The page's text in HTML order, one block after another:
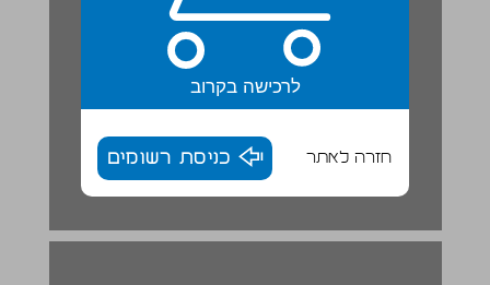
לרכישה בקרוב
חזרה לאתר כניסת רשומים
ב. פּוֹתְרִים תַרְגִילִים ... 21